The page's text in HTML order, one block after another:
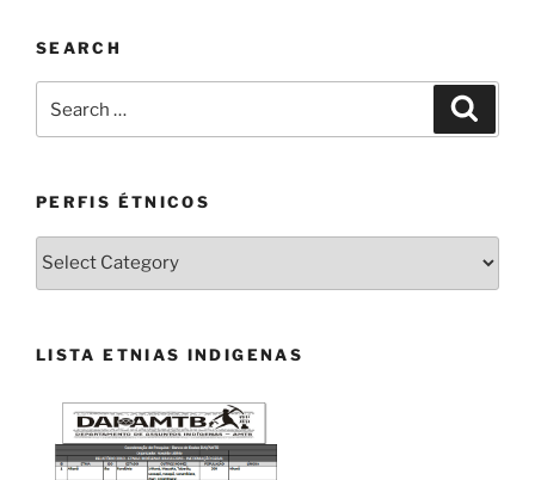
SEARCH
for:
PERFIS ÉTNICOS
LISTA ETNIAS INDIGENAS